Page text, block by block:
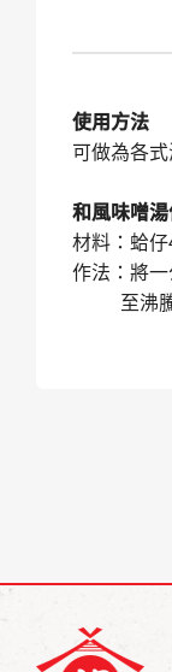
使用方法
可做為各
和風味噌
材料：蛤
作法：將
至沸騰